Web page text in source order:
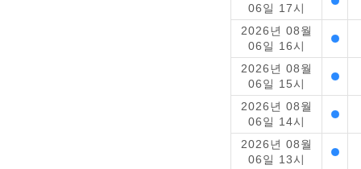
06일 17시
2026년 08월
06일 16시
2026년 08월
06일 15시
2026년 08월
06일 14시
2026년 08월
06일 13시